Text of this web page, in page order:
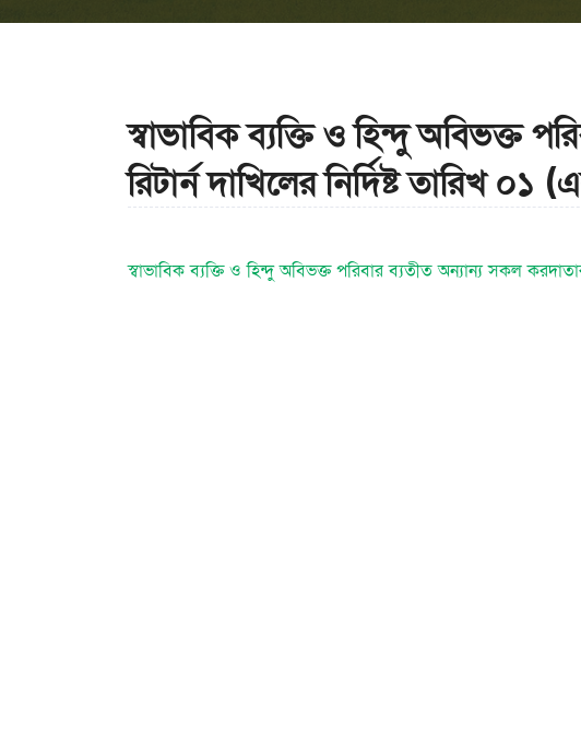
স্বাভাবিক ব্যক্তি ও হিন্দু অবিভক্ত
রিটার্ন দাখিলের নির্দিষ্ট তারিখ ০১
স্বাভাবিক ব্যক্তি ও হিন্দু অবিভক্ত পরিবার ব্যতীত অন্যান্য সকল